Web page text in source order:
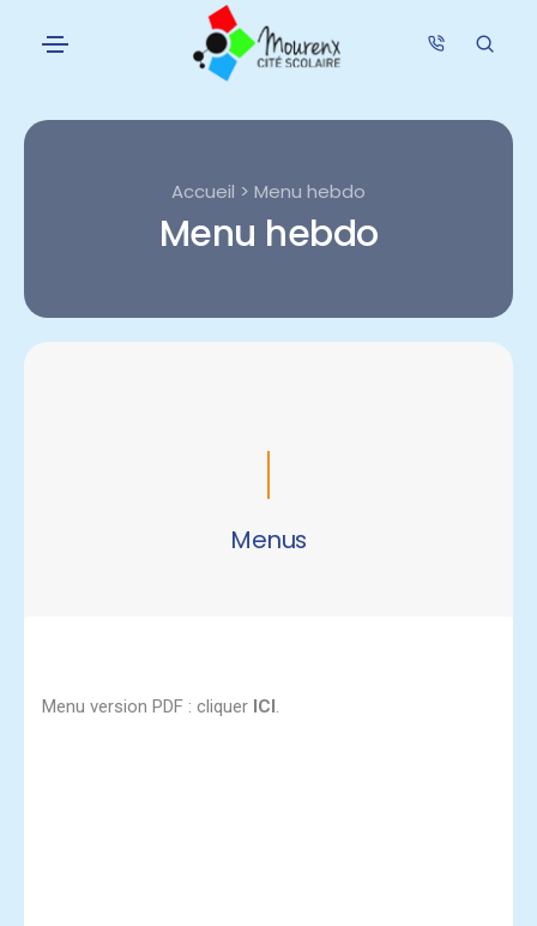
Accueil > Menu hebdo
Menu hebdo
Menus
Menu version PDF : cliquer ICI.